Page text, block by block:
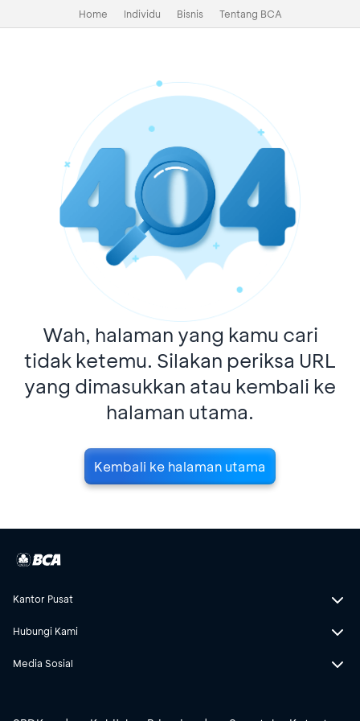
Home Individu Bisnis Tentang BCA
Wah, halaman yang kamu cari
tidak ketemu. Silakan periksa URL
yang dimasukkan atau kembali ke
halaman utama.
Kembali ke halaman utama
Kantor Pusat
Hubungi Kami
Media Sosial